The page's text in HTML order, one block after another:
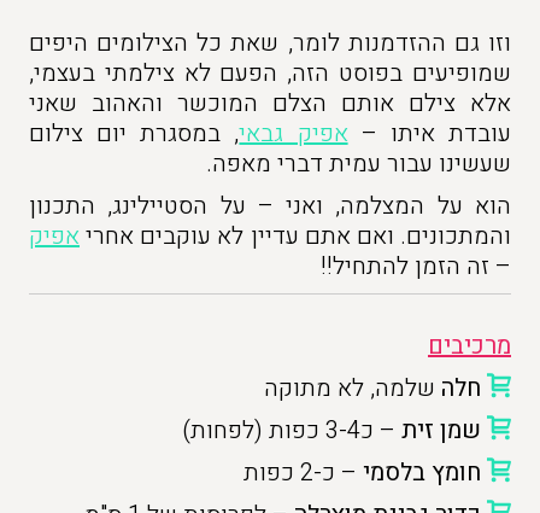
וזו גם ההזדמנות לומר, שאת כל הצילומים היפים
שמופיעים בפוסט הזה, הפעם לא צילמתי בעצמי,
אלא צילם אותם הצלם המוכשר והאהוב שאני
עובדת איתו –אפיק גבאי, במסגרת יום צילום
שעשינו עבור עמית דברי מאפה.
הוא על המצלמה, ואני – על הסטיילינג, התכנון
והמתכונים. ואם אתם עדיין לא עוקבים אחריאפיק
– זה הזמן להתחיל!!
מרכיבים
חלה שלמה, לא מתוקה
שמן זית – כ3-4 כפות (לפחות)
חומץ בלסמי – כ-2 כפות